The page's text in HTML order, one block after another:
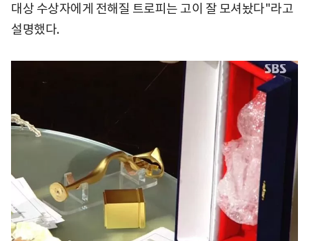
대상 수상자에게 전해질 트로피는 고이 잘 모셔놨다"라고
설명했다.